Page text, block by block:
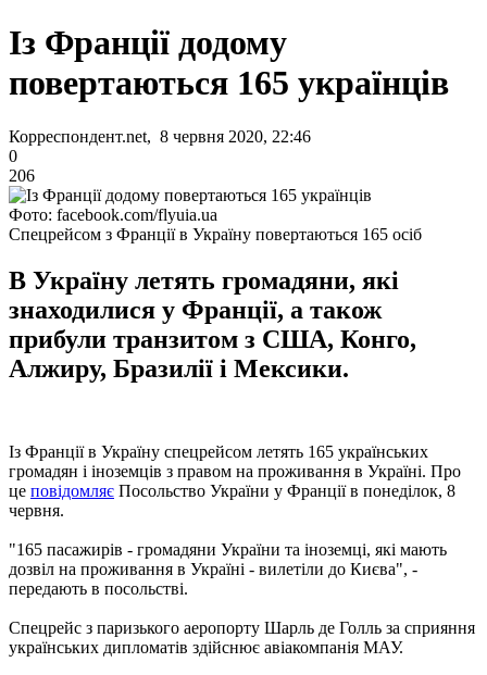
Із Франції додому
повертаються 165 українців
Корреспондент.net, 8 червня 2020, 22:46
0
206
Фото: facebook.com/flyuia.ua
Спецрейсом з Франції в Україну повертаються 165 осіб
В Україну летять громадяни, які
знаходилися у Франції, а також
прибули транзитом з США, Конго,
Алжиру, Бразилії і Мексики.
Із Франції в Україну спецрейсом летять 165 українських
громадян і іноземців з правом на проживання в Україні. Про
це повідомляє Посольство України у Франції в понеділок, 8
червня.
"165 пасажирів - громадяни України та іноземці, які мають
дозвіл на проживання в Україні - вилетіли до Києва", -
передають в посольстві.
Спецрейс з паризького аеропорту Шарль де Голль за сприяння
українських дипломатів здійснює авіакомпанія МАУ.